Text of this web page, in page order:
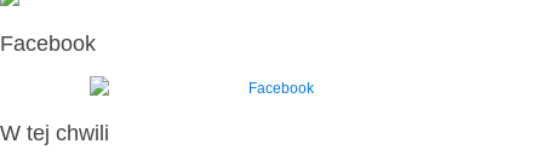
Facebook
W tej chwili